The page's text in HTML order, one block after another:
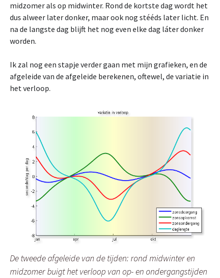
midzomer als op midwinter. Rond de kortste dag wordt het
dus alweer later donker, maar ook nog stééds later licht. En
na de langste dag blijft het nog even elke dag láter donker
worden.
Ik zal nog een stapje verder gaan met mijn grafieken, en de
afgeleide van de afgeleide berekenen, oftewel, de variatie in
het verloop.
De tweede afgeleide van de tijden: rond midwinter en
midzomer buigt het verloop van op- en ondergangstijden